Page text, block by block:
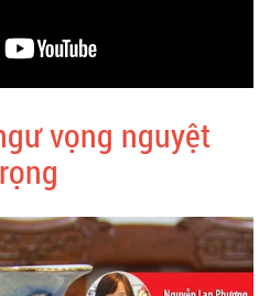
vọng nguyệt